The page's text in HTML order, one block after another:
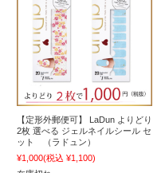
【定形外郵便可】 LaDun よりどり
2枚 選べる ジェルネイルシール セ
ット （ラドュン）
¥1,000(税込 ¥1,100)